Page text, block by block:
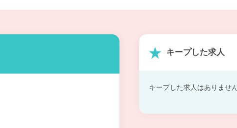
キープした求人
キープした求人はありません